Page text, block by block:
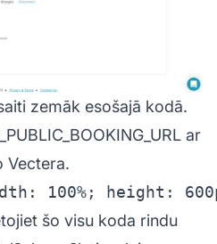
zemāk esošajā kodā.
ar
Vectera.
šo visu koda rindu